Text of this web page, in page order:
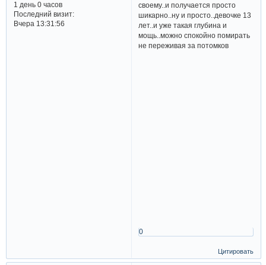
1 день 0 часов
Последний визит:
Вчера 13:31:56
своему..и получается просто
шикарно..ну и просто..девочке 13
лет..и уже такая глубина и
мощь..можно спокойно помирать
не переживая за потомков
0
Цитировать